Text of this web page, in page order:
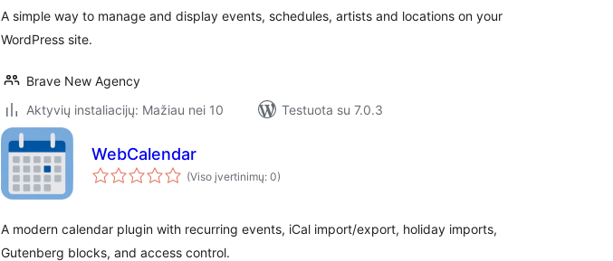
A simple way to manage and display events, schedules, artists and locations on your
WordPress site.
Brave New Agency
Aktyvių instaliacijų: Mažiau nei 10
Testuota su 7.0.3
WebCalendar
(Viso įvertinimų: 0)
A modern calendar plugin with recurring events, iCal import/export, holiday imports,
Gutenberg blocks, and access control.